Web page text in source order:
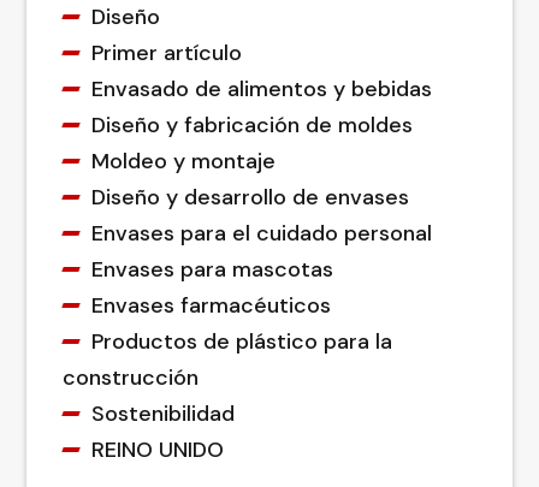
Diseño
Primer artículo
Envasado de alimentos y bebidas
Diseño y fabricación de moldes
Moldeo y montaje
Diseño y desarrollo de envases
Envases para el cuidado personal
Envases para mascotas
Envases farmacéuticos
Productos de plástico para la
construcción
Sostenibilidad
REINO UNIDO